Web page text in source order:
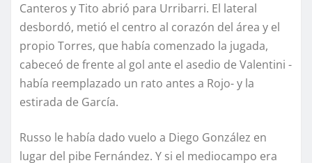
Canteros y Tito abrió para Urribarri. El lateral
desbordó, metió el centro al corazón del área y el
propio Torres, que había comenzado la jugada,
cabeceó de frente al gol ante el asedio de Valentini -
había reemplazado un rato antes a Rojo- y la
estirada de García.
Russo le había dado vuelo a Diego González en
lugar del pibe Fernández. Y si el mediocampo era